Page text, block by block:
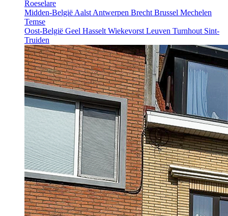
Roeselare
Midden-België Aalst Antwerpen Brecht Brussel Mechelen
Temse
Oost-België Geel Hasselt Wiekevorst Leuven Turnhout Sint-
Truiden